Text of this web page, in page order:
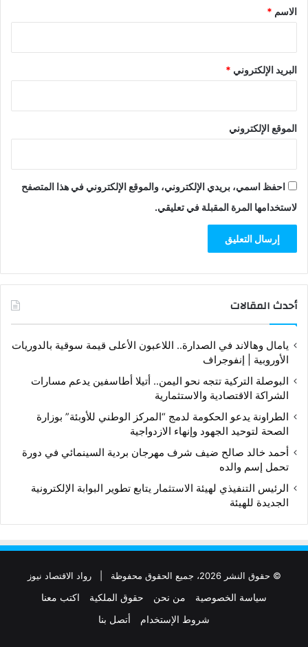
*
الاسم *
البريد الإلكتروني *
الموقع الإلكتروني
احفظ اسمي، بريدي الإلكتروني، والموقع الإلكتروني في هذا المتصفح
لاستخدامها المرة المقبلة في تعليقي.
أحدث المقالات
يامال وهالاند في الصدارة.. اللاعبون الأعلى قيمة سوقية بالدوريات
الأوروبية | إنفوجراف
البوصلة التركية تتجه نحو اليمن.. أتيلا أطاسفين يدعم مسارات
الشراكة الاقتصادية والاستثمارية
الطراونة يدعو الحكومة لدمج “المركز الوطني للأوبئة” بوزارة
الصحة لتوحيد الجهود وإنهاء الازدواجية
أحمد خالد صالح ضيف شرف مهرجان بردية السينمائي في دورة
تحمل إسم والده
الرئيس التنفيذي لهيئة الاستثمار يتابع تطوير البوابة الإلكترونية
الجديدة للهيئة
© حقوق النشر 2026، جميع الحقوق محفوظة | رواد الاقتصاد نيوز
سياسة الخصوصية من نحن حقوق الملكية
اكتب معنا
شروط الإستخدام
أتصل بنا